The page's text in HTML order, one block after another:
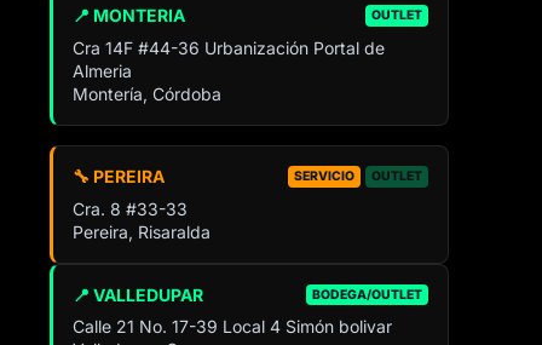
📍 MONTERIA OUTLET
Cra 14F #44-36 Urbanización Portal de
Almeria
Montería, Córdoba
📍 VALLEDUPAR BODEGA/OUTLET
Calle 21 No. 17-39 Local 4 Simón bolivar
🔧 PEREIRA SERVICIO OUTLET
Cra. 8 #33-33
Pereira, Risaralda